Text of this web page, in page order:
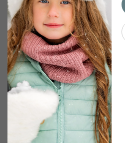
CHAPEAU AVIATEUR EN
FOURRURE DE CASTOR
$ – 295.00$Plage
de
prix :
4.67sur 5